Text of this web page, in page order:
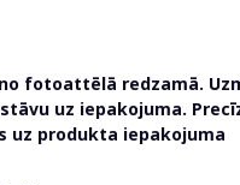
fotoattēlā redzamā.
uz iepakojuma.
uz produkta iepakojuma